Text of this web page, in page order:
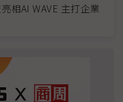
相AI WAVE 主打企業